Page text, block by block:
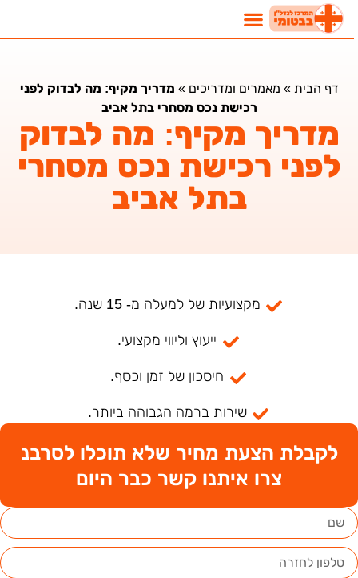
דף הבית»מאמרים ומדריכים»מדריך מקיף: מה לבדוק לפני
רכישת נכס מסחרי בתל אביב
מדריך מקיף: מה לבדוק
לפני רכישת נכס מסחרי
בתל אביב
מקצועיות של למעלה מ- 15 שנה.
ייעוץ וליווי מקצועי.
חיסכון של זמן וכסף.
שירות ברמה הגבוהה ביותר.
לקבלת הצעת מחיר שלא תוכלו לסרבנ
צרו איתנו קשר כבר היום